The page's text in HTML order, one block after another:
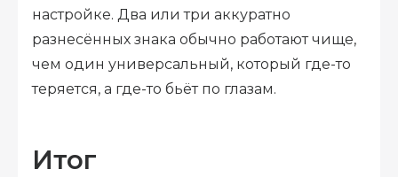
настройке. Два или три аккуратно
разнесённых знака обычно работают чище,
чем один универсальный, который где-то
теряется, а где-то бьёт по глазам.
Итог